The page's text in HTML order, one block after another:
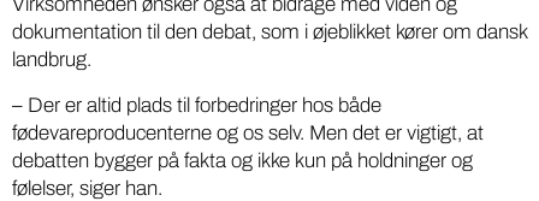
Virksomheden ønsker også at bidrage med viden og
dokumentation til den debat, som i øjeblikket kører om dansk
landbrug.
– Der er altid plads til forbedringer hos både
fødevareproducenterne og os selv. Men det er vigtigt, at
debatten bygger på fakta og ikke kun på holdninger og
følelser, siger han.